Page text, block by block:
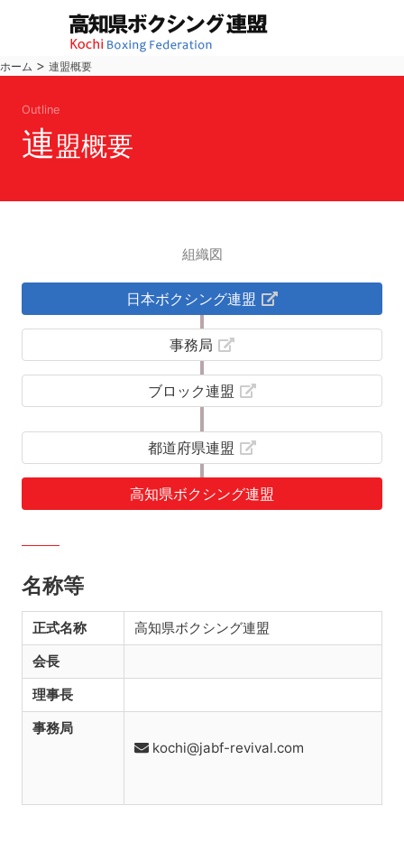
ホーム > 連盟概要
Outline
連盟概要
組織図
日本ボクシング連盟
事務局
ブロック連盟
都道府県連盟
高知県ボクシング連盟
名称等
正式名称
高知県ボクシング連盟
会長
理事長
事務局
kochi@jabf-revival.com